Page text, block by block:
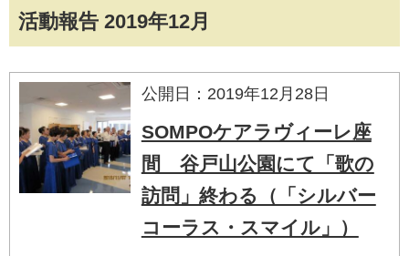
活動報告 2019年12月
公開日：2019年12月28日
SOMPOケアラヴィーレ座
間 谷戸山公園にて「歌の
訪問」終わる（「シルバー
コーラス・スマイル」）